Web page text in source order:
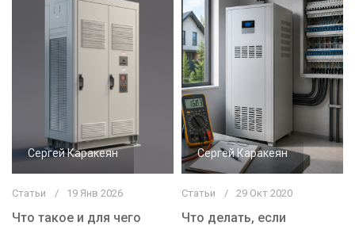
Сергей Каракеян
Статьи 19 Янв 2026
Что такое и для чего
Сергей Каракеян
Статьи 29 Окт 2020
Что делать, если